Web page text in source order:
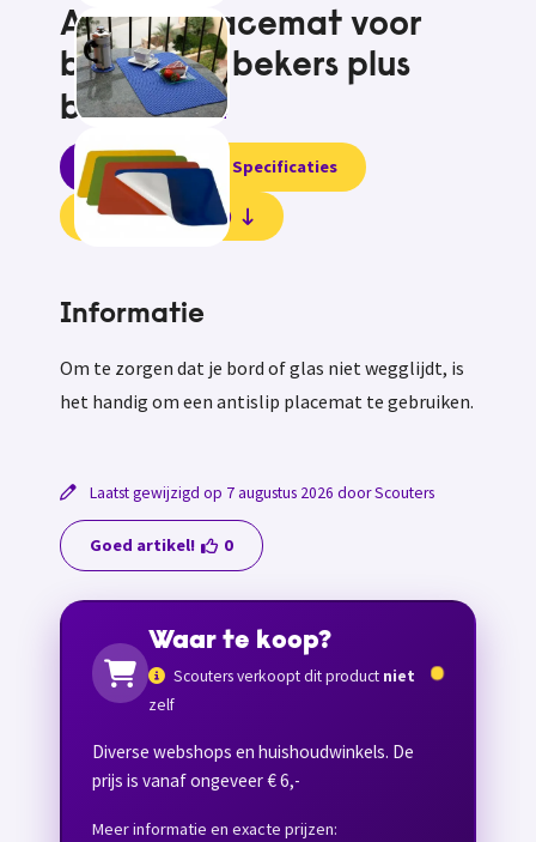
Antislip placemat voor
borden en bekers plus
bestek
4
Informatie Specificaties
Beoordelingen (1)
Informatie
Om te zorgen dat je bord of glas niet wegglijdt, is
het handig om een antislip placemat te gebruiken.
Laatst gewijzigd op 7 augustus 2026 door Scouters
Goed artikel! 0
Waar te koop?
Scouters verkoopt dit product niet
zelf
Diverse webshops en huishoudwinkels. De
prijs is vanaf ongeveer € 6,-
Meer informatie en exacte prijzen: